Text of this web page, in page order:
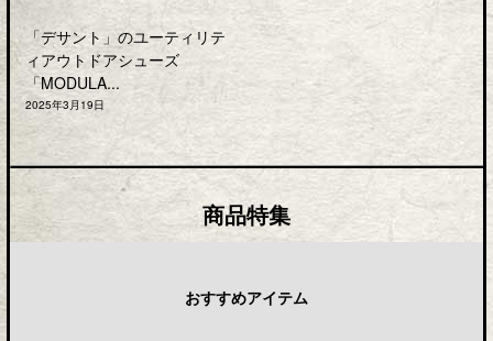
「デサント」のユーティリテ
ィアウトドアシューズ
「MODULA...
2025年3月19日
商品特集
おすすめアイテム